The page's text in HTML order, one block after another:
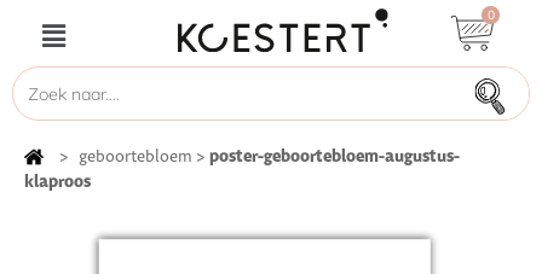
0
> geboortebloem > poster-geboortebloem-augustus-
klaproos